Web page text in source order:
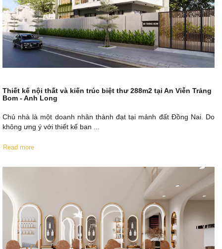
Thiết kế nội thất và kiến trúc biệt thư 288m2 tại An Viễn Trảng
Bom - Anh Long
Chủ nhà là một doanh nhân thành đạt tại mảnh đất Đồng Nai. Do
không ưng ý với thiết kế ban ...
Read more